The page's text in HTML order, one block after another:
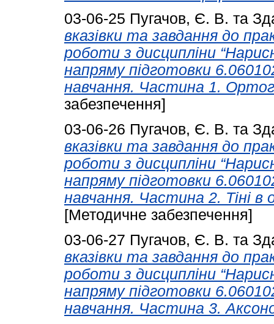
03-06-25 Пугачов, Є. В. та
вказівки та завдання до
роботи з дисципліни
напряму підготовки
навчання. Частина 1.
забезпечення]
03-06-26 Пугачов, Є. В. та
вказівки та завдання до
роботи з дисципліни
напряму підготовки
навчання. Частина 2. Тіні в
[Методичне забезпечення]
03-06-27 Пугачов, Є. В. та
вказівки та завдання до
роботи з дисципліни
напряму підготовки
навчання. Частина 3.